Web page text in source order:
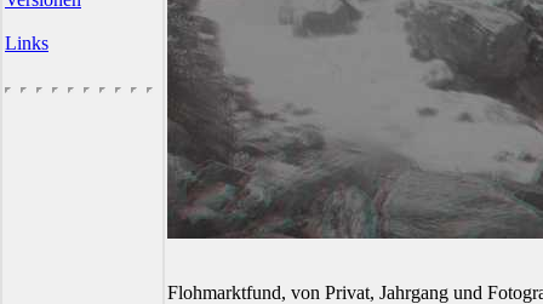
Links
Flohmarktfund, von Privat, Jahrgang und